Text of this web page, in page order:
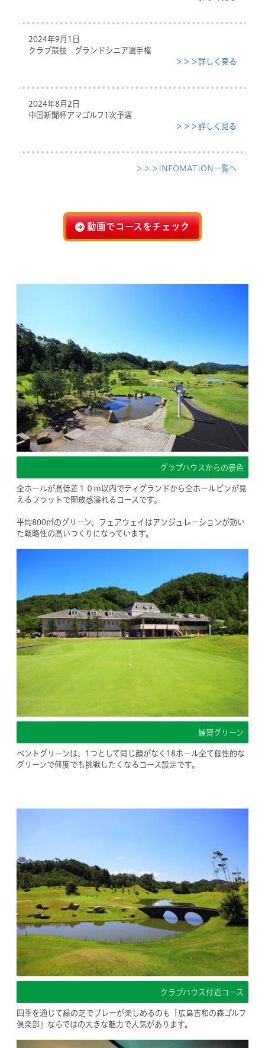
2024年9月1日
クラブ競技 グランドシニア選手権
＞＞＞詳しく見る
2024年8月2日
中国新聞杯アマゴルフ1次予選
＞＞＞詳しく見る
＞＞＞INFOMATION一覧へ
動画でコースをチェック
グラブハウスからの景色
全ホールが高低差１０ｍ以内でティグランドから全ホールピンが見
えるフラットで開放感溢れるコースです。
平均800㎡のグリーン、フェアウェイはアンジュレーションが効い
た戦略性の高いつくりになっています。
練習グリーン
ベントグリーンは、1つとして同じ顔がなく18ホール全て個性的な
グリーンで何度でも挑戦したくなるコース設定です。
クラブハウス付近コース
四季を通じて緑の芝でプレーが楽しめるのも「広島吉和の森ゴルフ
倶楽部」ならではの大きな魅力で人気があります。